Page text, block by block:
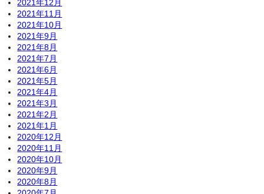
2021年12月
2021年11月
2021年10月
2021年9月
2021年8月
2021年7月
2021年6月
2021年5月
2021年4月
2021年3月
2021年2月
2021年1月
2020年12月
2020年11月
2020年10月
2020年9月
2020年8月